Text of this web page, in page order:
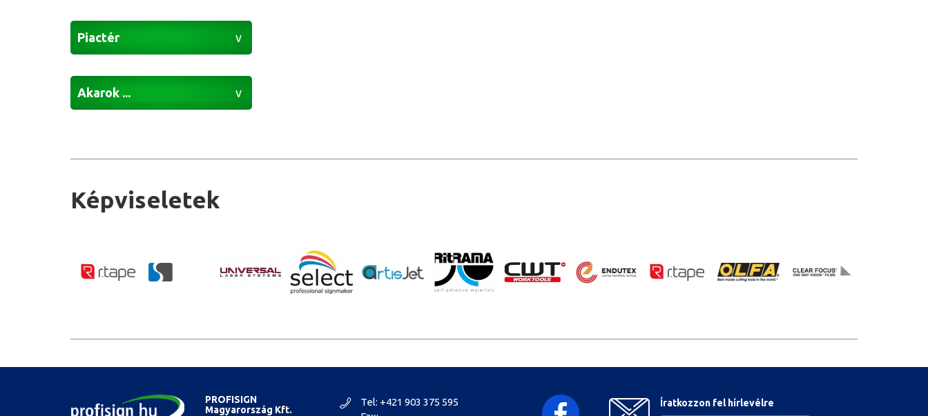
Piactér
Akarok ...
Képviseletek
PROFISIGN
Magyarország Kft.
Tel: +421 903 375 595
Íratkozzon fel hírlevélre